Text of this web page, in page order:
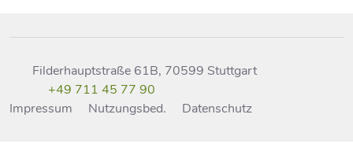
Filderhauptstraße 61B, 70599 Stuttgart
+49 711 45 77 90
Impressum
Nutzungsbed. Datenschutz